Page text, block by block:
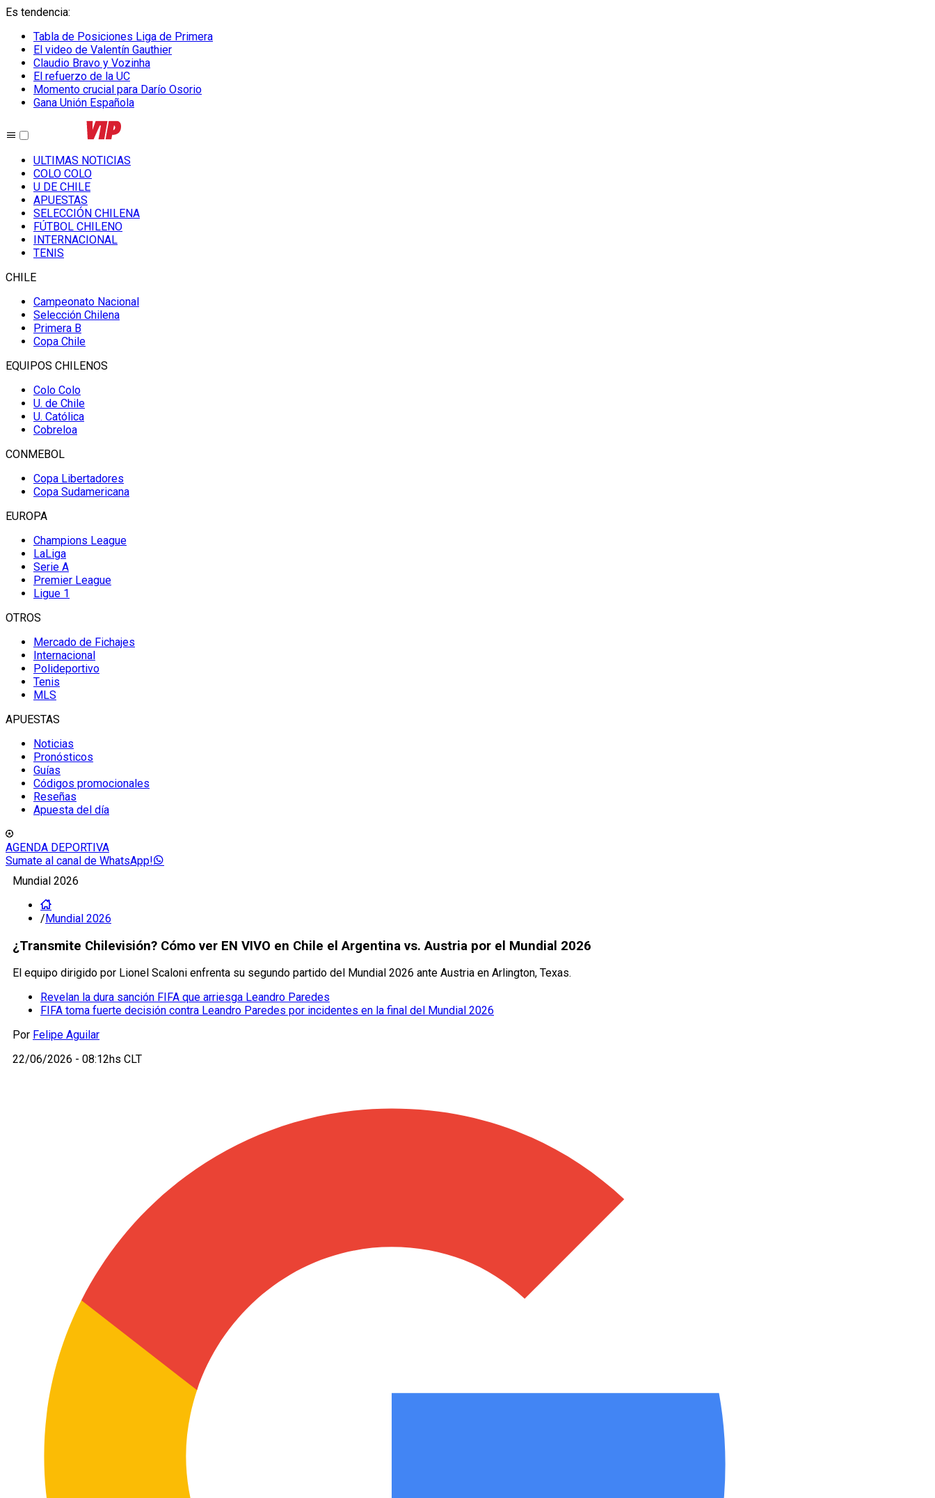
Es tendencia:
Tabla de Posiciones Liga de Primera
El video de Valentín Gauthier
Claudio Bravo y Vozinha
El refuerzo de la UC
Momento crucial para Darío Osorio
Gana Unión Española
ULTIMAS NOTICIAS
COLO COLO
U DE CHILE
APUESTAS
SELECCIÓN CHILENA
FÚTBOL CHILENO
INTERNACIONAL
TENIS
CHILE
Campeonato Nacional
Selección Chilena
Primera B
Copa Chile
EQUIPOS CHILENOS
Colo Colo
U. de Chile
U. Católica
Cobreloa
CONMEBOL
Copa Libertadores
Copa Sudamericana
EUROPA
Champions League
LaLiga
Serie A
Premier League
Ligue 1
OTROS
Mercado de Fichajes
Internacional
Polideportivo
Tenis
MLS
APUESTAS
Noticias
Pronósticos
Guías
Códigos promocionales
Reseñas
Apuesta del día
AGENDA DEPORTIVA
Sumate al canal de WhatsApp!
Mundial 2026
/Mundial 2026
¿Transmite Chilevisión? Cómo ver EN VIVO en Chile el Argentina vs. Austria por el Mundial 2026
El equipo dirigido por Lionel Scaloni enfrenta su segundo partido del Mundial 2026 ante Austria en Arlington, Texas.
Revelan la dura sanción FIFA que arriesga Leandro Paredes
FIFA toma fuerte decisión contra Leandro Paredes por incidentes en la final del Mundial 2026
Por Felipe Aguilar
22/06/2026 - 08:12hs CLT